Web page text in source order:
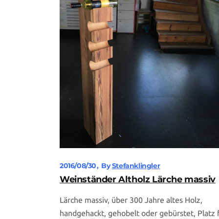
2016/08/30 ByStefanklingler
Weinständer Altholz Lärche massiv
Lärche massiv, über 300 Jahre altes Holz,
handgehackt, gehobelt oder gebürstet, Platz